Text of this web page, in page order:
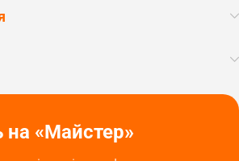
на «Майстер»